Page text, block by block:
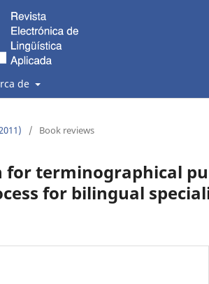
de
/ Book reviews
terminographical
for bilingual